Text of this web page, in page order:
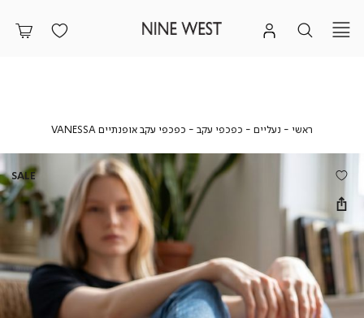
ראשי ראשינעליים נעליים
כפכפי עקב כפכפי
כפכפי עקב אופנתיים VANESSA
כפכפי
אופנתיים
VANESSA
SALE